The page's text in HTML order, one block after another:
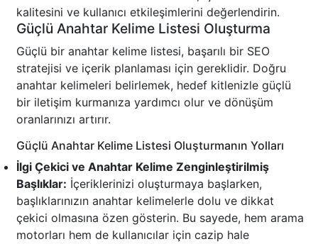
kalitesini ve kullanıcı etkileşimlerini değerlendirin.
Güçlü Anahtar Kelime Listesi Oluşturma
Güçlü bir anahtar kelime listesi, başarılı bir SEO
stratejisi ve içerik planlaması için gereklidir. Doğru
anahtar kelimeleri belirlemek, hedef kitlenizle güçlü
bir iletişim kurmanıza yardımcı olur ve dönüşüm
oranlarınızı artırır.
Güçlü Anahtar Kelime Listesi Oluşturmanın Yolları
İlgi Çekici ve Anahtar Kelime Zenginleştirilmiş
Başlıklar: İçeriklerinizi oluşturmaya başlarken,
başlıklarınızın anahtar kelimelerle dolu ve dikkat
çekici olmasına özen gösterin. Bu sayede, hem arama
motorları hem de kullanıcılar için cazip hale